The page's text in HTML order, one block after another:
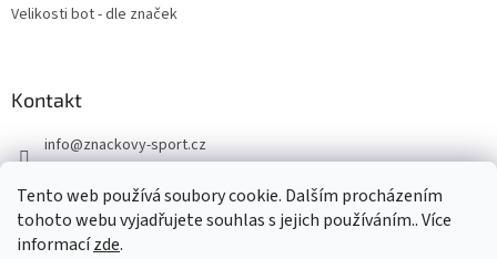
Tento web používá soubory cookie. Dalším procházením
tohoto webu vyjadřujete souhlas s jejich používáním.. Více
informacízde.
Velikosti bot - dle značek
Kontakt
info@znackovy-sport.cz